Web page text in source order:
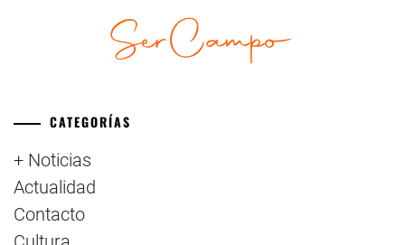
CATEGORÍAS
+ Noticias
Actualidad
Contacto